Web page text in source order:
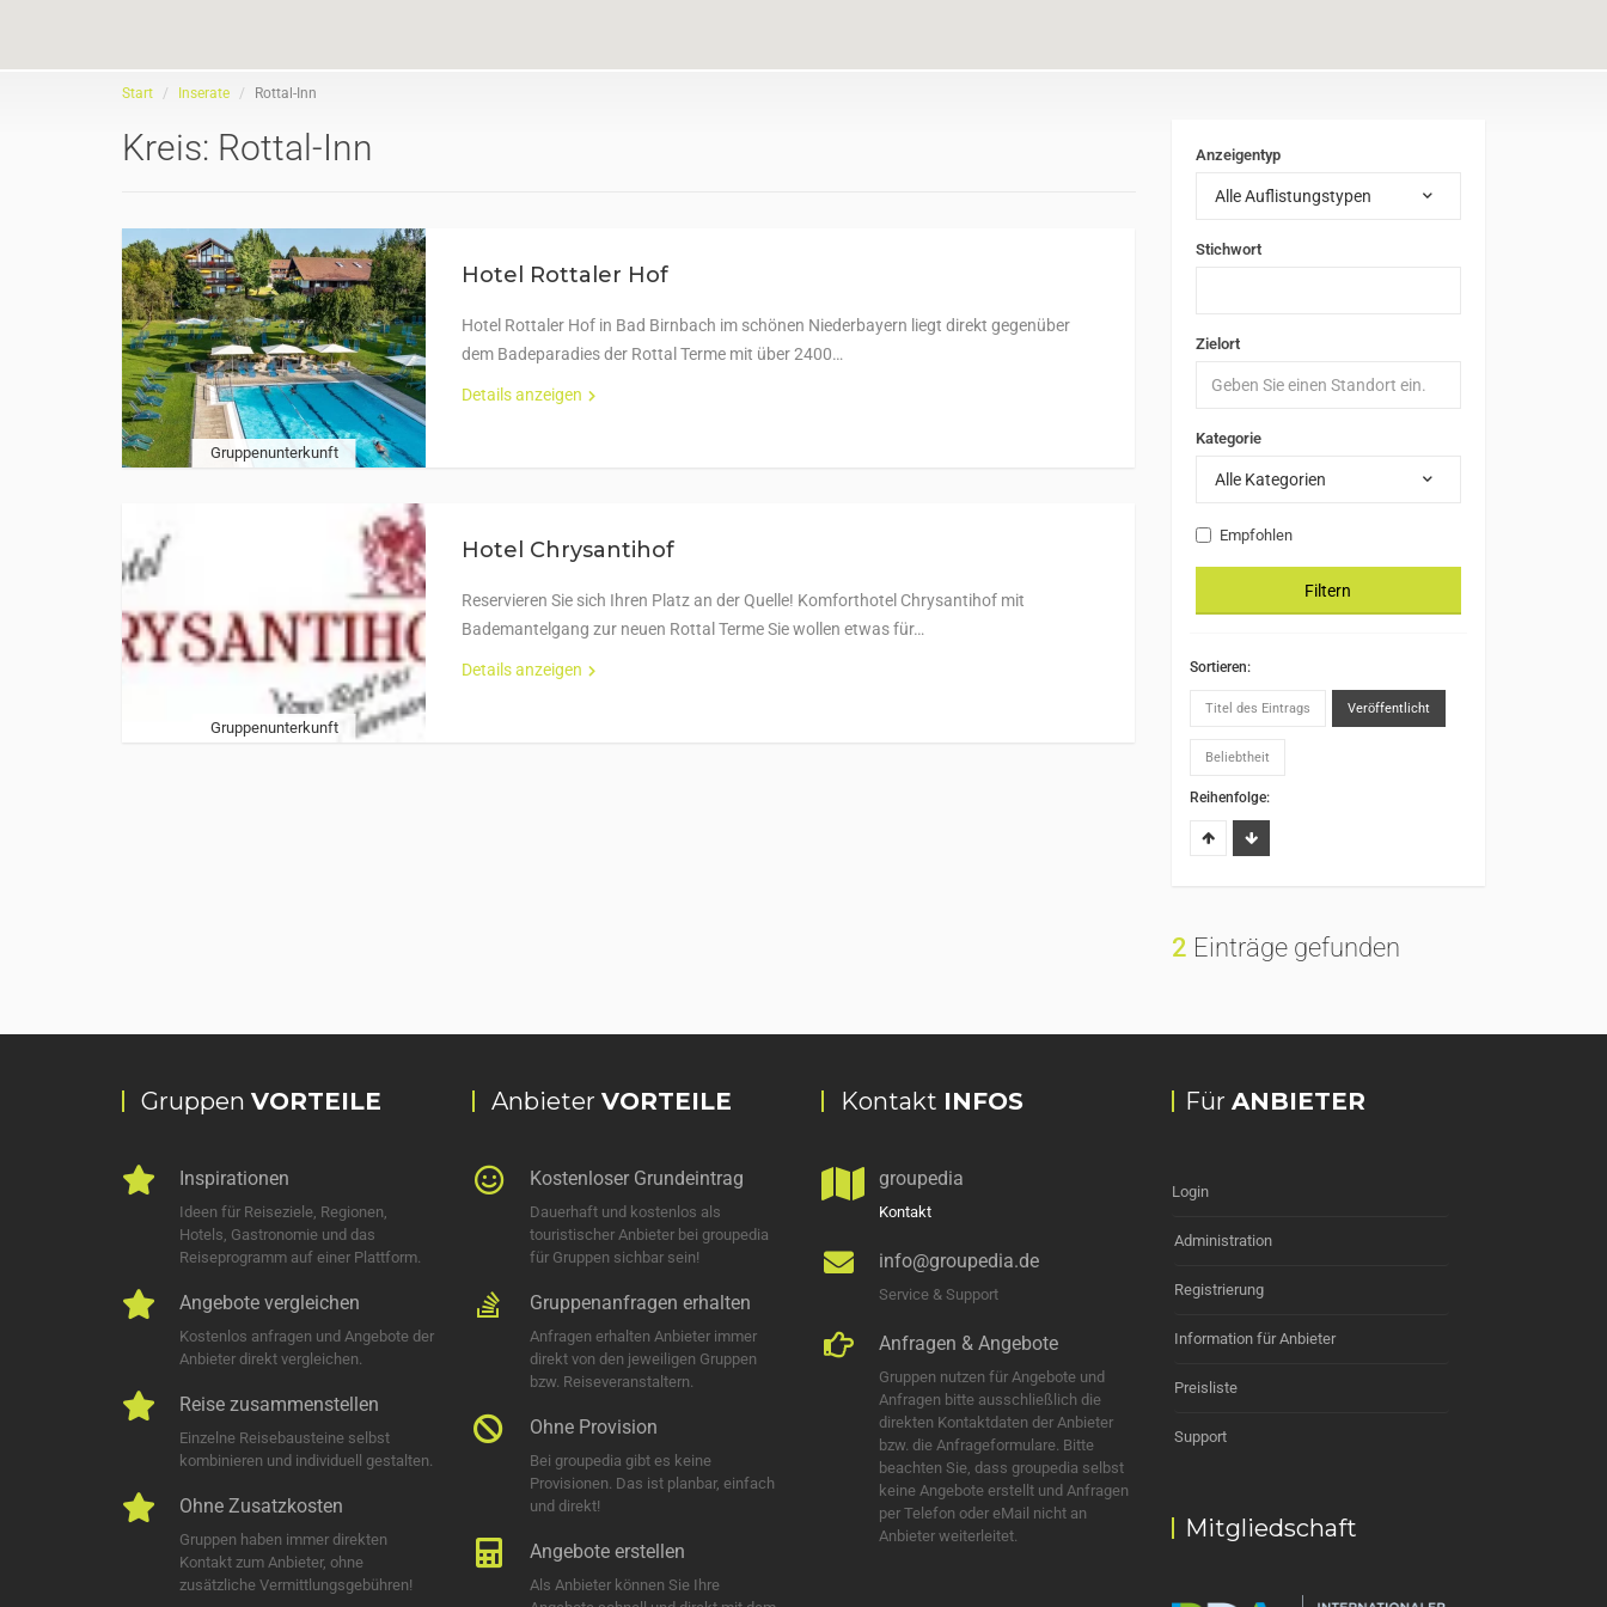
Start Inserate Rottal-Inn
Kreis: Rottal-Inn
Gruppenunterkunft
Hotel Rottaler Hof
Hotel Rottaler Hof in Bad Birnbach im schönen Niederbayern liegt direkt gegenüber
dem Badeparadies der Rottal Terme mit über 2400…
Details anzeigen
Gruppenunterkunft
Hotel Chrysantihof
Reservieren Sie sich Ihren Platz an der Quelle! Komforthotel Chrysantihof mit
Bademantelgang zur neuen Rottal Terme Sie wollen etwas für…
Details anzeigen
Anzeigentyp
Alle Auflistungstypen
Stichwort
Zielort
Kategorie
Alle Kategorien
Empfohlen
Filtern
Sortieren:
Titel des Eintrags Veröffentlicht
Beliebtheit
Reihenfolge:
2 Einträge gefunden
Gruppen VORTEILE
Inspirationen
Ideen für Reiseziele, Regionen,
Hotels, Gastronomie und das
Reiseprogramm auf einer Plattform.
Angebote vergleichen
Kostenlos anfragen und Angebote der
Anbieter direkt vergleichen.
Reise zusammenstellen
Einzelne Reisebausteine selbst
kombinieren und individuell gestalten.
Ohne Zusatzkosten
Gruppen haben immer direkten
Kontakt zum Anbieter, ohne
zusätzliche Vermittlungsgebühren!
Anbieter VORTEILE
Kostenloser Grundeintrag
Dauerhaft und kostenlos als
touristischer Anbieter bei groupedia
für Gruppen sichbar sein!
Gruppenanfragen erhalten
Anfragen erhalten Anbieter immer
direkt von den jeweiligen Gruppen
bzw. Reiseveranstaltern.
Ohne Provision
Bei groupedia gibt es keine
Provisionen. Das ist planbar, einfach
und direkt!
Angebote erstellen
Als Anbieter können Sie Ihre
Kontakt INFOS
groupedia
Kontakt
info@groupedia.de
Service & Support
Anfragen & Angebote
Gruppen nutzen für Angebote und
Anfragen bitte ausschließlich die
direkten Kontaktdaten der Anbieter
bzw. die Anfrageformulare. Bitte
beachten Sie, dass groupedia selbst
keine Angebote erstellt und Anfragen
per Telefon oder eMail nicht an
Anbieter weiterleitet.
Für ANBIETER
Login
Administration
Registrierung
Information für Anbieter
Preisliste
Support
Mitgliedschaft